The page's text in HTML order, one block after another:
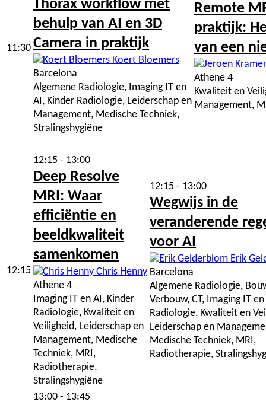
11:30
Thorax workflow met
behulp van AI en 3D
Camera in praktijk
Koert Bloemers
Barcelona
Algemene Radiologie, Imaging IT en
AI, Kinder Radiologie, Leiderschap en
Management, Medische Techniek,
Stralingshygiëne
Remote
praktijk:
van een
Athene 4
Kwaliteit en
Management,
12:15
12:15 - 13:00
Deep Resolve
MRI: Waar
efficiëntie en
beeldkwaliteit
samenkomen
Chris Henny
Athene 4
Imaging IT en AI, Kinder
Radiologie, Kwaliteit en
Veiligheid, Leiderschap en
Management, Medische
Techniek, MRI,
Radiotherapie,
Stralingshygiëne
12:15 - 13:00
Wegwijs in de
veranderende
voor AI
Erik
Barcelona
Algemene Radiologie,
Verbouw, CT, Imaging IT
Radiologie, Kwaliteit en
Leiderschap en
Medische Techniek, MRI,
Radiotherapie,
13:00 - 13:45